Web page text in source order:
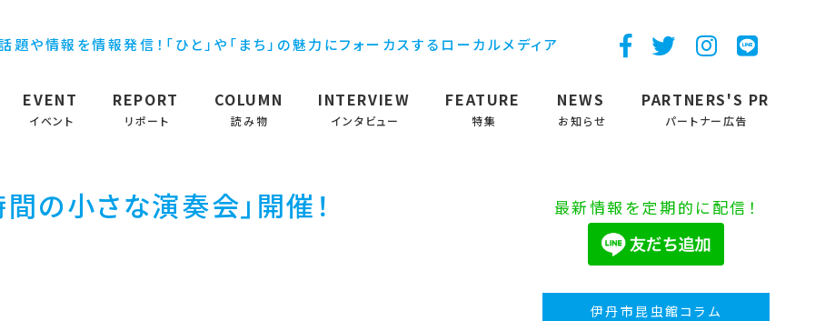
題や情報を情報発信！「ひと」や「まち」の魅力にフォーカスするローカルメディア
EVENT
イベント
REPORT
リポート
COLUMN
読み物
INTERVIEW
インタビュー
FEATURE
特集
NEWS
お知らせ
PARTNERS'S PR
パートナー広告
間の小さな演奏会」開催！ 最新情報を定期的に配信！
伊丹市昆虫館コラム